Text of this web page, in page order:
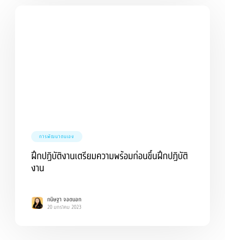
การพัฒนาตนเอง
ฝึกปฏิบัติงานเตรียมความพร้อมก่อนขึ้นฝึกปฏิบัติ
งาน
กนิษฐา จอดนอก
20 มกราคม 2023